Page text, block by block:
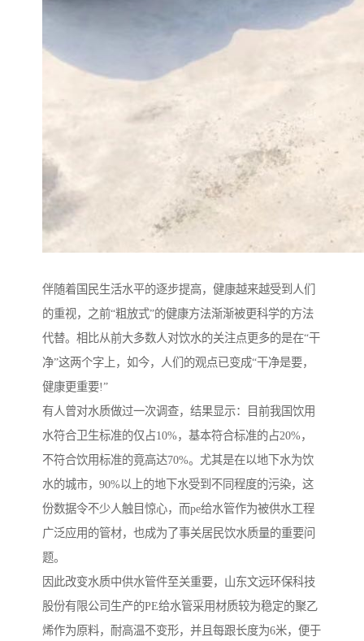
伴随着国民生活水平的逐步提高，健康越来越受到人们
的重视，之前“粗放式”的健康方法渐渐被更科学的方法
代替。相比从前大多数人对饮水的关注点更多的是在“干
净”这两个字上，如今，人们的观点已变成“干净是要，
健康更重要!”
有人曾对水质做过一次调查，结果显示：目前我国饮用
水符合卫生标准的仅占10%，基本符合标准的占20%，
不符合饮用标准的竟高达70%。尤其是在以地下水为饮
水的城市，90%以上的地下水受到不同程度的污染，这
份数据令不少人触目惊心，而pe给水管作为被供水工程
广泛应用的管材，也成为了事关居民饮水质量的重要问
题。
因此改变水质中供水管件至关重要，山东文远环保科技
股份有限公司生产的PE给水管采用材质较为稳定的聚乙
烯作为原料，耐高温不变形，并且每跟长度为6米，便于